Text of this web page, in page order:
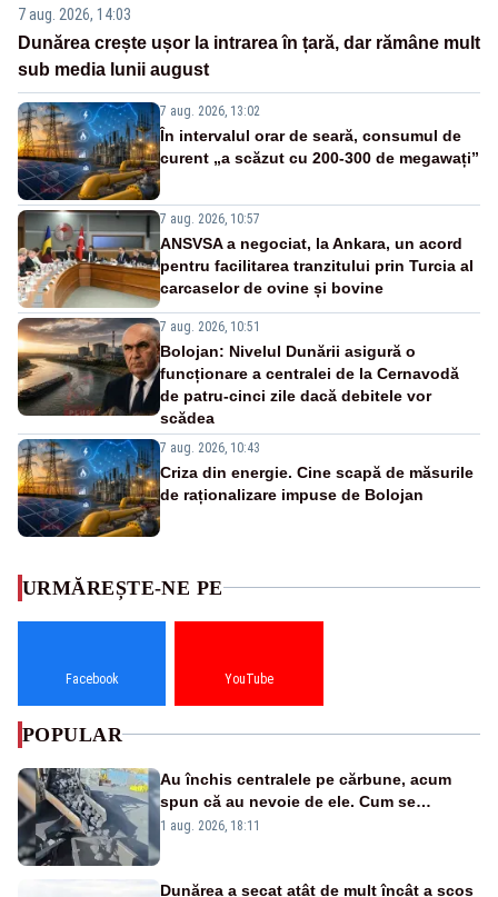
7 aug. 2026, 14:03
Dunărea crește ușor la intrarea în țară, dar rămâne mult
sub media lunii august
7 aug. 2026, 13:02
În intervalul orar de seară, consumul de
curent „a scăzut cu 200-300 de megawați”
7 aug. 2026, 10:57
ANSVSA a negociat, la Ankara, un acord
pentru facilitarea tranzitului prin Turcia al
carcaselor de ovine și bovine
7 aug. 2026, 10:51
Bolojan: Nivelul Dunării asigură o
funcționare a centralei de la Cernavodă
de patru-cinci zile dacă debitele vor
scădea
7 aug. 2026, 10:43
Criza din energie. Cine scapă de măsurile
de raționalizare impuse de Bolojan
URMĂREȘTE-NE PE
Facebook YouTube
POPULAR
Au închis centralele pe cărbune, acum
spun că au nevoie de ele. Cum se
pasează vina în plină criză energetică
1 aug. 2026, 18:11
Dunărea a secat atât de mult încât a scos